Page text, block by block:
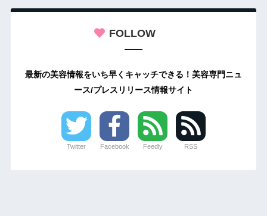
FOLLOW
最新の美容情報をいち早くキャッチできる！美容専門ニュ
ース/プレスリリース情報サイト
Twitter Facebook Feedly RSS